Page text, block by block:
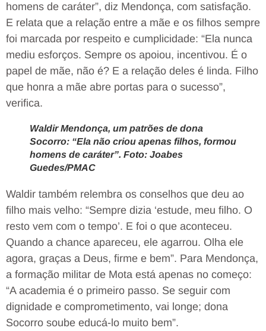
homens de caráter”, diz Mendonça, com satisfação.
E relata que a relação entre a mãe e os filhos sempre
foi marcada por respeito e cumplicidade: “Ela nunca
mediu esforços. Sempre os apoiou, incentivou. É o
papel de mãe, não é? E a relação deles é linda. Filho
que honra a mãe abre portas para o sucesso”,
verifica.
Waldir Mendonça, um patrões de dona
Socorro: “Ela não criou apenas filhos, formou
homens de caráter”. Foto: Joabes
Guedes/PMAC
Waldir também relembra os conselhos que deu ao
filho mais velho: “Sempre dizia ‘estude, meu filho. O
resto vem com o tempo’. E foi o que aconteceu.
Quando a chance apareceu, ele agarrou. Olha ele
agora, graças a Deus, firme e bem”. Para Mendonça,
a formação militar de Mota está apenas no começo:
“A academia é o primeiro passo. Se seguir com
dignidade e comprometimento, vai longe; dona
Socorro soube educá-lo muito bem”.